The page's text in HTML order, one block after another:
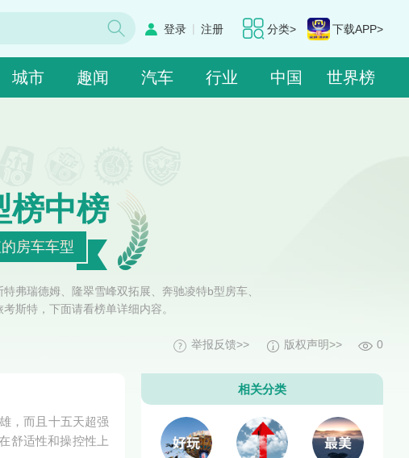
分类> 下载APP>
登录 | 注册
城市 趣闻 汽车 行业 中国 世界榜
榜中榜
房车车型
弗瑞德姆、隆翠雪峰双拓展、奔驰凌特b型房车、
斯特，下面请看榜单详细内容。
0
版权声明>>
举报反馈>>
，而且十五天超强
舒适性和操控性上
相关分类